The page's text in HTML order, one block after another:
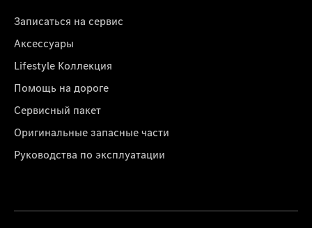
Записаться на сервис
Аксессуары
Lifestyle Коллекция
Помощь на дороге
Сервисный пакет
Оригинальные запасные части
Руководства по эксплуатации